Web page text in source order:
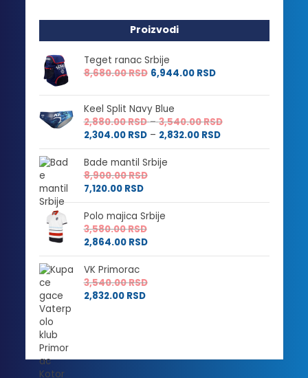
Proizvodi
Teget ranac Srbije
8,680.00RSD 6,944.00 RSD
Keel Split Navy Blue
2,880.00RSD – 3,540.00RSDRaspon
od
2,304.00 RSD – 2,832.00 RSDRaspon
cena:
2,832.00 RSD
Bade mantil Srbije
8,900.00RSD
7,120.00 RSD
Polo majica Srbije
3,580.00RSD
2,864.00 RSD
VK Primorac
3,540.00RSD
2,832.00 RSD